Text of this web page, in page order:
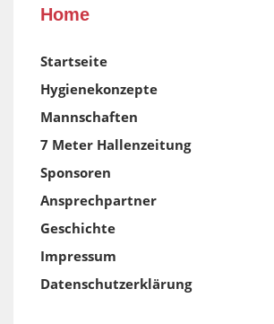
Home
Startseite
Hygienekonzepte
Mannschaften
7 Meter Hallenzeitung
Sponsoren
Ansprechpartner
Geschichte
Impressum
Datenschutzerklärung